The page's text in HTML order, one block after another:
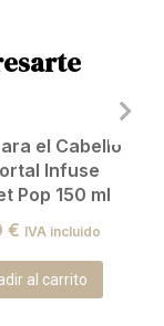
el Cabello
Infuse
Pop 150 ml
€ IVA incluido
al carrito